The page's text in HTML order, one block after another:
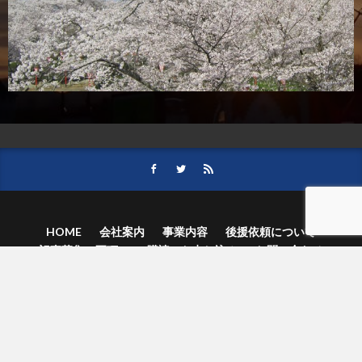
HOME 会社案内 事業内容
後援依頼について
記事募集の要項
ご購読のお申し込み
お問い合わせ